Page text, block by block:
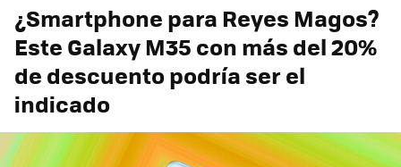
¿Smartphone para Reyes Magos?
Este Galaxy M35 con más del 20%
de descuento podría ser el
indicado